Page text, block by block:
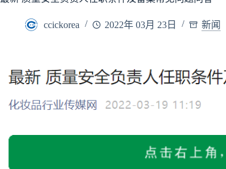
ccickorea 2022年 03月 23日 新闻